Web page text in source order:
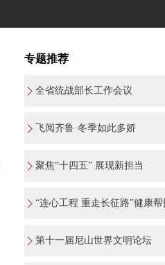
专题推荐
全省统战部长工作会议
飞阅齐鲁·冬季如此多娇
聚焦“十四五” 展现新担当
“连心工程 重走长征路”健康帮
第十一届尼山世界文明论坛